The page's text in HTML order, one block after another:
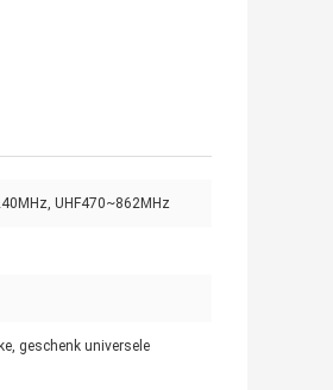
UHF470~862MHz
geschenk universele